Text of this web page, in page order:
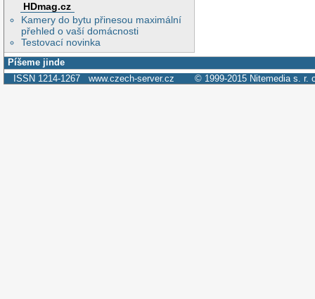
HDmag.cz
Kamery do bytu přinesou maximální
přehled o vaší domácnosti
Testovací novinka
Píšeme jinde
ISSN 1214-1267 www.czech-server.cz © 1999-2015 Nitemedia s. r.